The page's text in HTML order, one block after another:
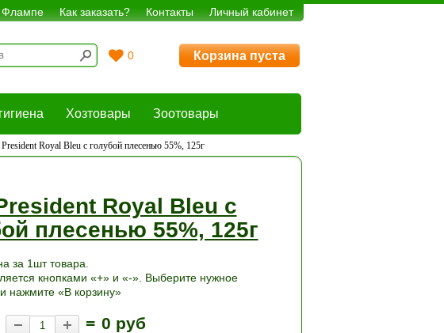
Флампе Как заказать? Контакты Личный кабинет
0 Корзина пуста
Хозтовары Зоотовары
Royal Bleu с голубой плесенью 55%, 125г
Royal Bleu с
плесенью 55%, 125г
за 1шт товара.
кнопками «+» и «-». Выберите нужное
нажмите «В корзину»
= 0 руб